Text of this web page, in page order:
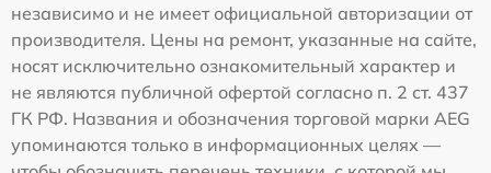
независимо и не имеет официальной авторизации от
производителя. Цены на ремонт, указанные на сайте,
носят исключительно ознакомительный характер и
не являются публичной офертой согласно п. 2 ст. 437
ГК РФ. Названия и обозначения торговой марки AEG
упоминаются только в информационных целях —